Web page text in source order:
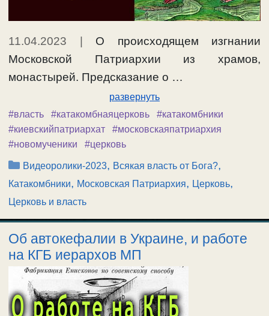
11.04.2023 | О происходящем изгнании
Московской Патриархии из храмов,
монастырей. Предсказание о …
развернуть
#власть
#катакомбнаяцерковь
#катакомбники
#киевскийпатриархат
#московскаяпатриархия
#новомученики
#церковь
Рубрики
Видеоролики-2023, Всякая власть от Бога?,
Катакомбники, Московская Патриархия, Церковь,
Церковь и власть
Об автокефалии в Украине, и работе
на КГБ иерархов МП